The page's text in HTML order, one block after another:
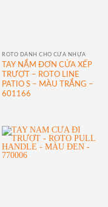
ROTO DÀNH CHO CỬA NHỰA
TAY NẮM ĐƠN CỬA XẾP
TRƯỢT – ROTO LINE
PATIO S – MÀU TRẮNG –
601166